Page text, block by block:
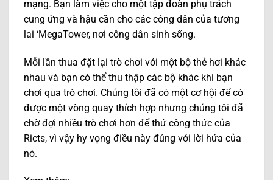
mạng. Bạn làm việc cho một tập đoàn phụ trách
cung ứng và hậu cần cho các công dân của tương
lai ‘MegaTower, nơi công dân sinh sống.
Mỗi lần thua đặt lại trò chơi với một bộ thẻ hơi khác
nhau và bạn có thể thu thập các bộ khác khi bạn
chơi qua trò chơi. Chúng tôi đã có một cơ hội để có
được một vòng quay thích hợp nhưng chúng tôi đã
chờ đợi nhiều trò chơi hơn để thử công thức của
Ricts, vì vậy hy vọng điều này đúng với lời hứa của
nó.